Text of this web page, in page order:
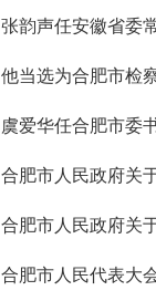
张韵声任安徽省委
他当选为合肥市检
虞爱华任合肥市委
合肥市人民政府关
合肥市人民政府关
合肥市人民代表大